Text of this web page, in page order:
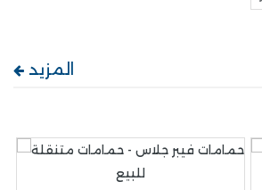
المزيد